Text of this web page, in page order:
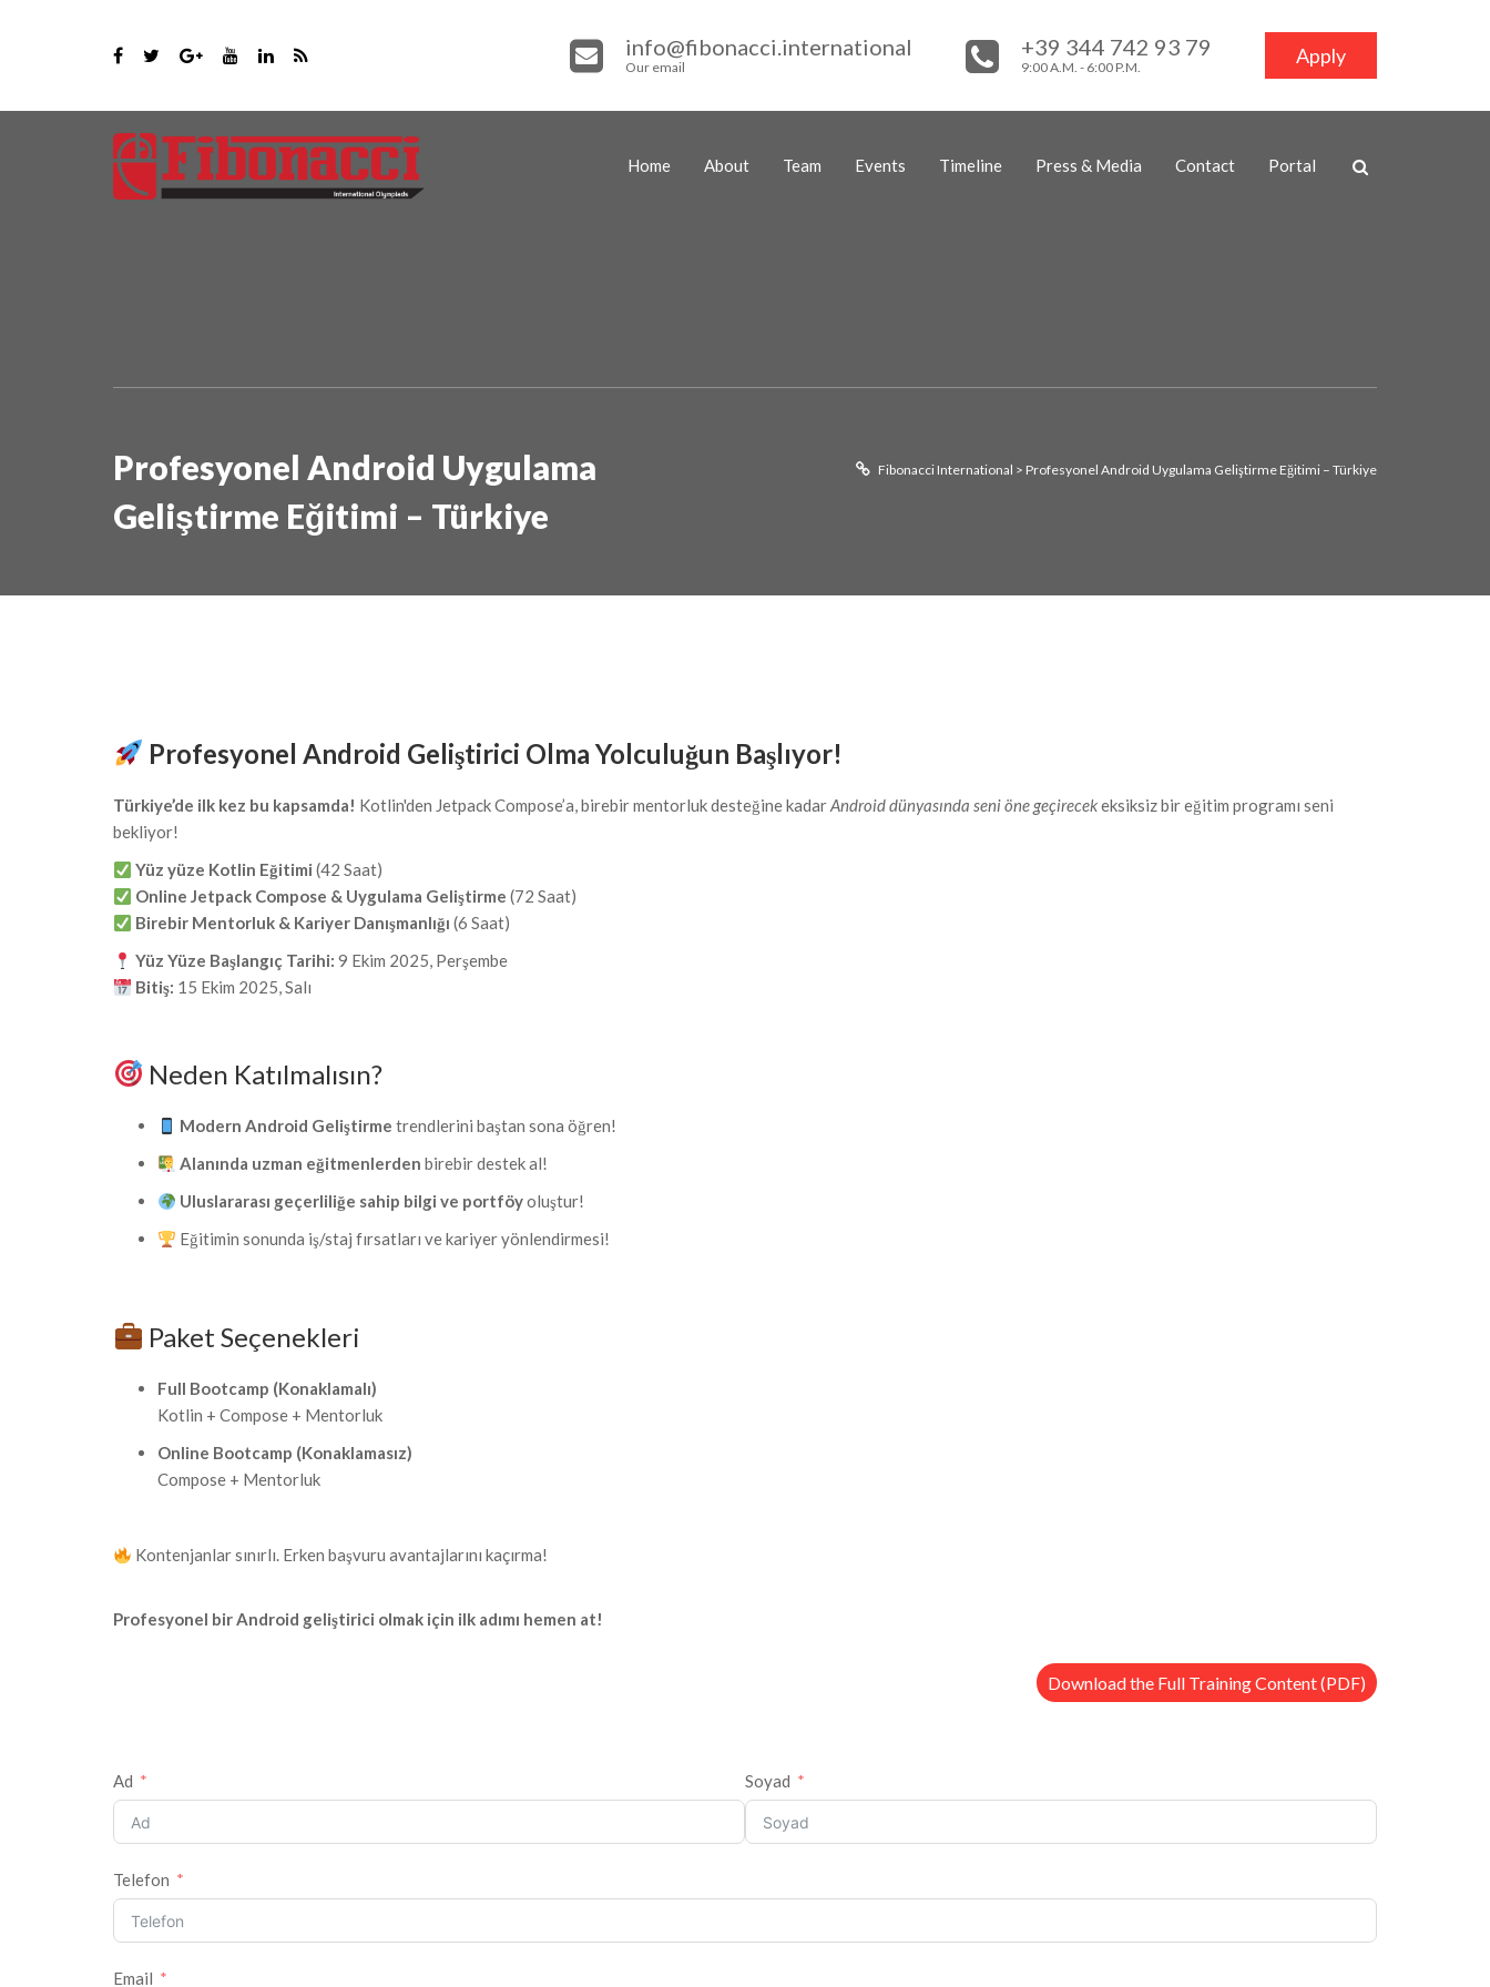
info@fibonacci.international
Our email
+39 344 742 93 79
9:00 A.M. - 6:00 P.M. Apply
Home About Team Events Timeline Press & Media Contact Portal
Profesyonel Android Uygulama
Geliştirme Eğitimi – Türkiye
Fibonacci International > Profesyonel Android Uygulama Geliştirme Eğitimi – Türkiye
Profesyonel Android Geliştirici Olma Yolculuğun Başlıyor!
Türkiye’de ilk kez bu kapsamda! Kotlin'den Jetpack Compose’a, birebir mentorluk desteğine kadarAndroid dünyasında seni öne geçirecekeksiksiz bir eğitim programı seni
bekliyor!
Yüz yüze Kotlin Eğitimi (42 Saat)
Online Jetpack Compose & Uygulama Geliştirme (72 Saat)
Birebir Mentorluk & Kariyer Danışmanlığı (6 Saat)
Yüz Yüze Başlangıç Tarihi: 9 Ekim 2025, Perşembe
Bitiş: 15 Ekim 2025, Salı
Neden Katılmalısın?
Modern Android Geliştirme trendlerini baştan sona öğren!
Alanında uzman eğitmenlerden birebir destek al!
Uluslararası geçerliliğe sahip bilgi ve portföyoluştur!
Eğitimin sonunda iş/staj fırsatları ve kariyer yönlendirmesi!
Paket Seçenekleri
Full Bootcamp (Konaklamalı)
Kotlin + Compose + Mentorluk
Online Bootcamp (Konaklamasız)
Compose + Mentorluk
Kontenjanlar sınırlı. Erken başvuru avantajlarını kaçırma!
Profesyonel bir Android geliştirici olmak için ilk adımı hemen at!
Download the Full Training Content (PDF)
Ad Soyad
Telefon
Email